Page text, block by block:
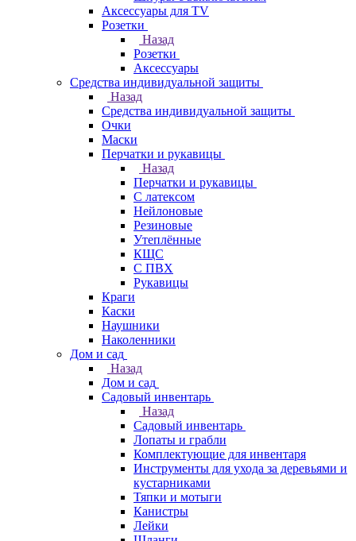
Аксессуары для TV
Розетки
Назад
Розетки
Аксессуары
Средства индивидуальной защиты
Назад
Средства индивидуальной защиты
Очки
Маски
Перчатки и рукавицы
Назад
Перчатки и рукавицы
С латексом
Нейлоновые
Резиновые
Утеплённые
КЩС
С ПВХ
Рукавицы
Краги
Каски
Наушники
Наколенники
Дом и сад
Назад
Дом и сад
Садовый инвентарь
Назад
Садовый инвентарь
Лопаты и грабли
Комплектующие для инвентаря
Инструменты для ухода за деревьями и
кустарниками
Тяпки и мотыги
Канистры
Лейки